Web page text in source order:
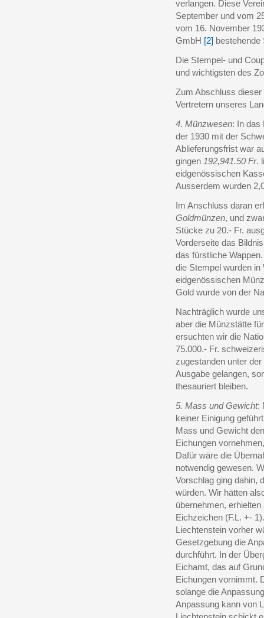
verlangen. Diese
September und vom
vom 16. November
GmbH [2] bestehende
Die Stempel- und
und wichtigsten des
Zum Abschluss dieser
Vertretern unseres
4. Münzwesen: In das
der 1930 mit der
Ablieferungsfrist war
gingen 192,941.50 Fr.
eidgenössischen
Ausserdem wurden
Im Anschluss daran
Goldmünzen, und
Stücke zu 20.- Fr.
Vorderseite das
das fürstliche
die Stempel wurden
eidgenössischen
Gold wurde von der
Nachträglich wurde
aber die Münzstätte
ersuchten wir die
75.000.- Fr.
zugestanden unter
Ausgabe gelangen,
thesauriert bleiben.
5. Mass und Gewicht:
keiner Einigung
Mass und Gewicht
Eichungen
Dafür wäre die
notwendig gewesen.
Vorschlag ging dahin,
würden. Wir hätten
übernehmen,
Eichzeichen (F.L. +-
Liechtenstein vorher
Gesetzgebung die
durchführt. In der
Eichamt, das auf
Eichungen vornimmt.
solange die
Anpassung kann von